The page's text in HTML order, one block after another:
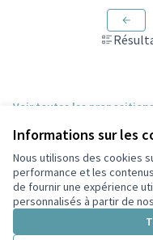
Informations sur les
Nous utilisons des cookies
performance et les
de fournir une expérience
personnalisés à partir de
Voir toutes les
Conditions d'utilisation
Paramètres des cookies
Participez Villeurbanne sur X
(Lien externe)
Participez Villeurbanne
ParticipezParticipez
(Lien externe)